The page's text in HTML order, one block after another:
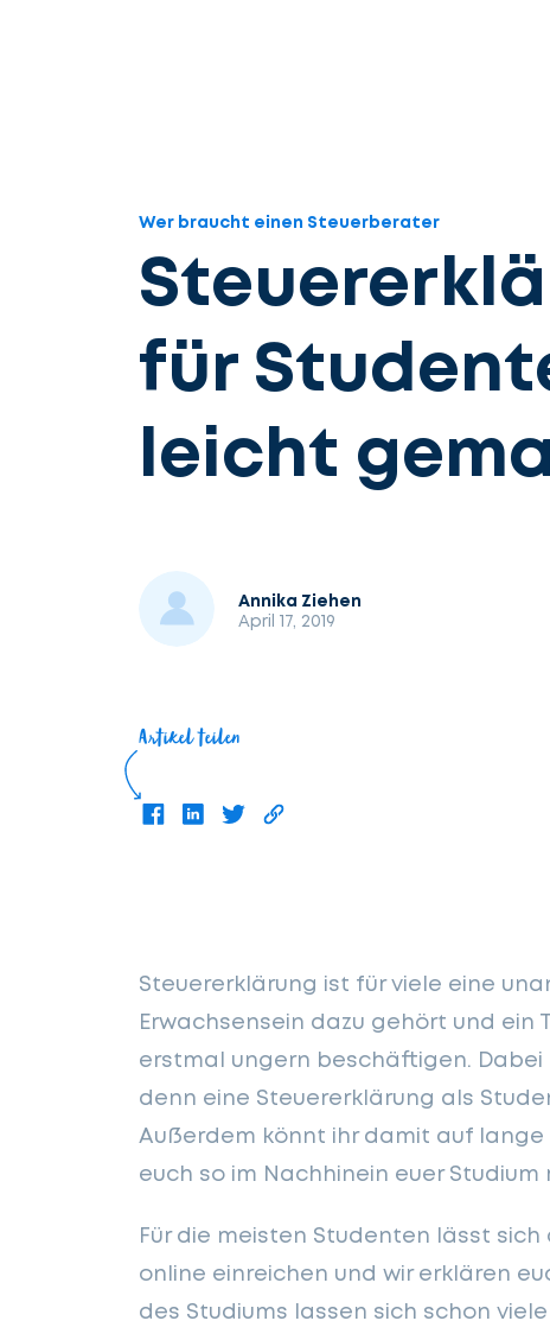
Wer braucht einen Steuerberater
für
leicht
Annika Ziehen
April 17, 2019
Artikel teilen
Steuererklärung ist für viele eine
Erwachsensein dazu gehört und
erstmal ungern beschäftigen.
denn eine Steuererklärung als
Außerdem könnt ihr damit auf
euch so im Nachhinein euer Studium
Für die meisten Studenten lässt
online einreichen und wir erklären
des Studiums lassen sich schon